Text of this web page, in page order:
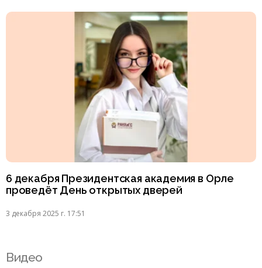
6 декабря Президентская академия в Орле
проведёт День открытых дверей
3 декабря 2025 г. 17:51
Видео